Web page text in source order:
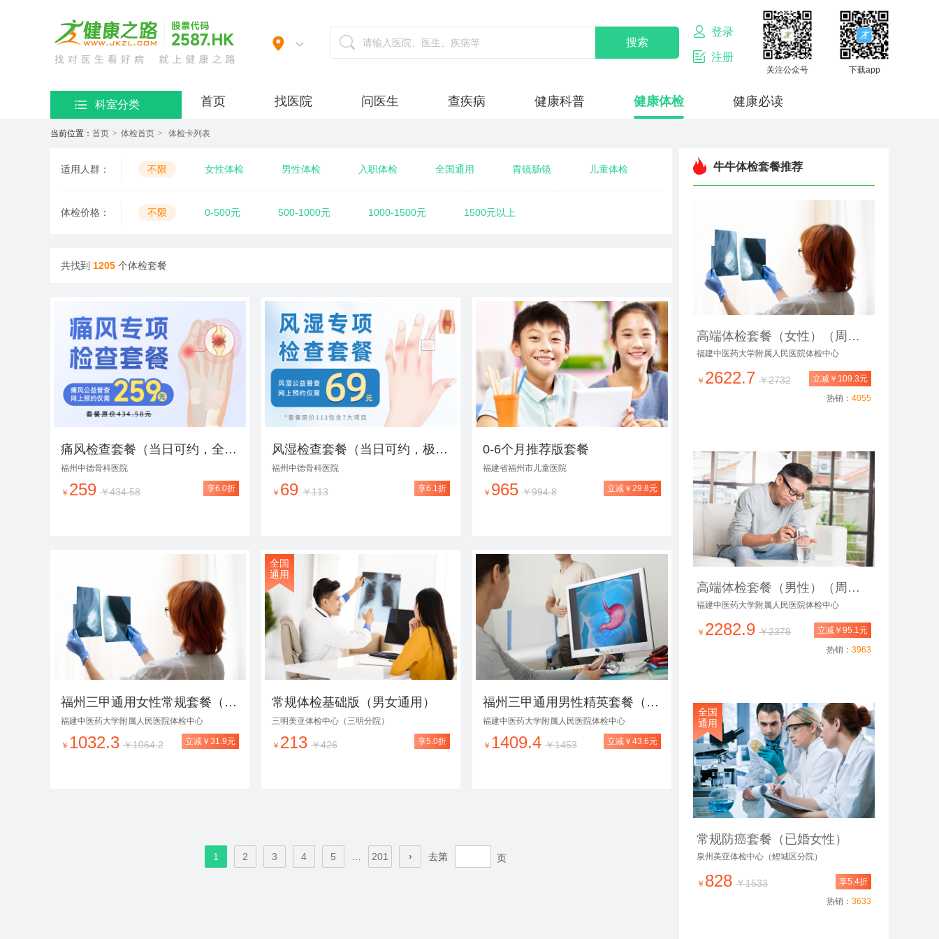
登录
注册
关注公众号 下载app
科室分类 首页 找医院 问医生 查疾病 健康科普 健康体检 健康必读
当前位置： 首页 > 体检首页 > 体检卡列表
适用人群： 不限 女性体检 男性体检 入职体检 全国通用 胃镜肠镜 儿童体检
婚前体检 妇科检查 定制服务 职场白领 公务员体检
民营基础套餐
体检价格： 不限 0-500元 500-1000元 1000-1500元 1500元以上
共找到 1205 个体检套餐
痛风检查套餐（当日可约，全年无休，极速出报告）
福州中德骨科医院
享6.0折
￥ 259 ￥434.58
风湿检查套餐（当日可约，极速出报告）
福州中德骨科医院
享6.1折
￥ 69 ￥113
0-6个月推荐版套餐
福建省福州市儿童医院
立减￥29.8元
￥ 965 ￥994.8
福州三甲通用女性常规套餐（周末可约）
福建中医药大学附属人民医院体检中心
立减￥31.9元
￥ 1032.3 ￥1064.2
全国
通用
常规体检基础版（男女通用）
三明美亚体检中心（三明分院）
享5.0折
￥ 213 ￥426
福州三甲通用男性精英套餐（周末可约）
福建中医药大学附属人民医院体检中心
立减￥43.6元
￥ 1409.4 ￥1453
1 2 3 4 5 … 201 › 去第 页
牛牛体检套餐推荐
高端体检套餐（女性）（周末可约）
福建中医药大学附属人民医院体检中心
立减￥109.3元
￥ 2622.7 ￥2732
热销： 4055
高端体检套餐（男性）（周末可约）
福建中医药大学附属人民医院体检中心
立减￥95.1元
￥ 2282.9 ￥2378
热销： 3963
全国
通用
常规防癌套餐（已婚女性）
泉州美亚体检中心（鲤城区分院）
享5.4折
￥ 828 ￥1533
热销： 3633